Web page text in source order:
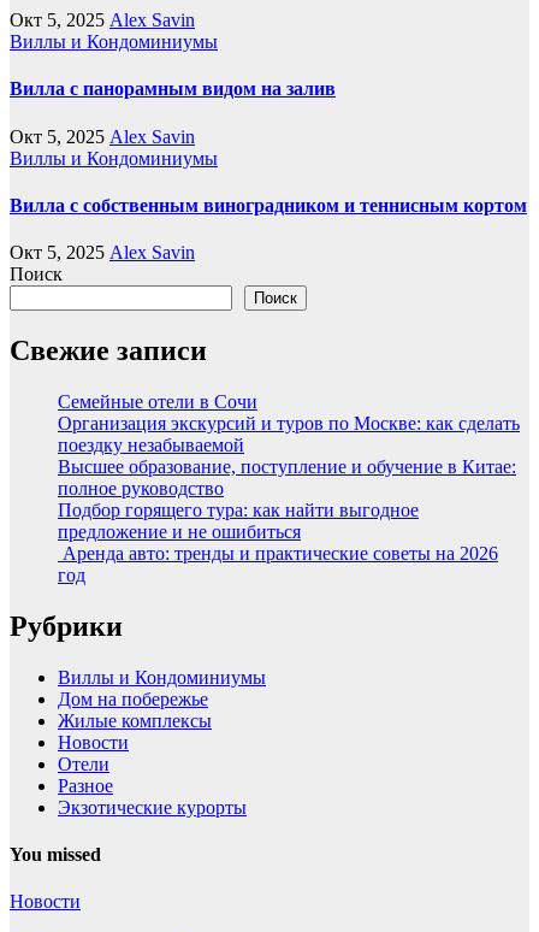
Окт 5, 2025 Alex Savin
Виллы и Кондоминиумы
Вилла с панорамным видом на залив
Окт 5, 2025 Alex Savin
Виллы и Кондоминиумы
Вилла с собственным виноградником и теннисным кортом
Окт 5, 2025 Alex Savin
Поиск
Поиск
Свежие записи
Семейные отели в Сочи
Организация экскурсий и туров по Москве: как сделать
поездку незабываемой
Высшее образование, поступление и обучение в Китае:
полное руководство
Подбор горящего тура: как найти выгодное
предложение и не ошибиться
Аренда авто: тренды и практические советы на 2026
год
Рубрики
Виллы и Кондоминиумы
Дом на побережье
Жилые комплексы
Новости
Отели
Разное
Экзотические курорты
You missed
Новости